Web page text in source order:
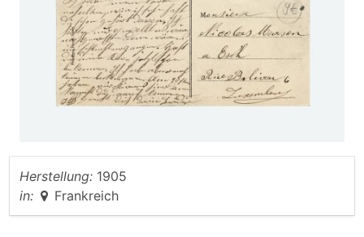
Herstellung: 1905
in:
Frankreich